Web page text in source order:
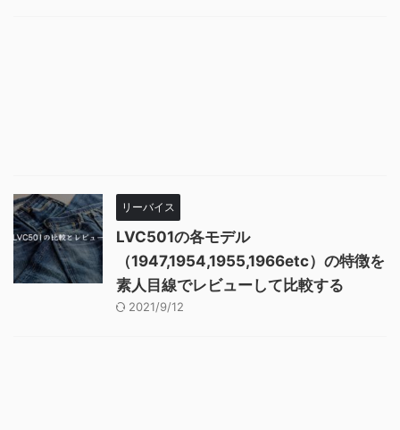
リーバイス
LVC501の各モデル
（1947,1954,1955,1966etc）の特徴を
素人目線でレビューして比較する
2021/9/12